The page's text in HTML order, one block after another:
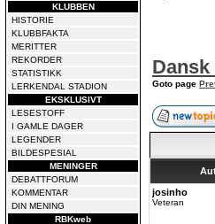
KLUBBEN
HISTORIE
KLUBBFAKTA
MERITTER
REKORDER
STATISTIKK
LERKENDAL STADION
EKSKLUSIVT
LESESTOFF
I GAMLE DAGER
LEGENDER
BILDESPESIAL
MENINGER
DEBATTFORUM
KOMMENTAR
DIN MENING
RBKweb
Goto page
josinho
Veteran